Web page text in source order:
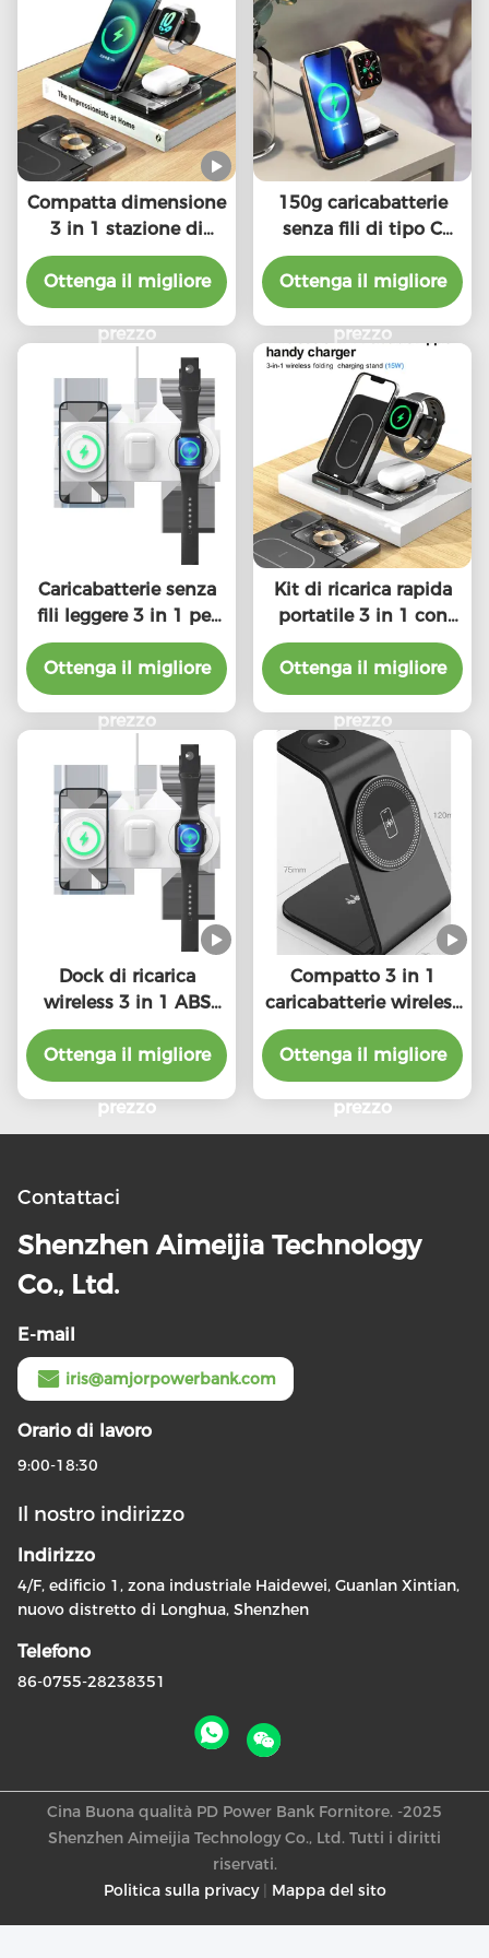
Compatta dimensione
3 in 1 stazione di
ricarica wireless / pad
W / cavo di tipo C
Ottenga il migliore
prezzo
150g caricabatterie
senza fili di tipo C
Carica rapida per più
dispositivi Distanza di
ricarica 2-8 mm
Ottenga il migliore
prezzo
Caricabatterie senza
fili leggere 3 in 1 per
iPhone Apple Watch
AirPods
Ottenga il migliore
prezzo
Kit di ricarica rapida
portatile 3 in 1 con
cavo di ricarica da 1 m
Ottenga il migliore
prezzo
Dock di ricarica
wireless 3 in 1 ABS
leggero da 15W con
interfaccia di tipo C
Ottenga il migliore
prezzo
Compatto 3 in 1
caricabatterie wireless
5W Watch Output e
5W/7.5W/10W/15W
Wireless Output
Ottenga il migliore
prezzo
Contattaci
Shenzhen Aimeijia Technology
Co., Ltd.
E-mail
iris@amjorpowerbank.com
Orario di lavoro
9:00-18:30
Il nostro indirizzo
Indirizzo
4/F, edificio 1, zona industriale Haidewei, Guanlan Xintian,
nuovo distretto di Longhua, Shenzhen
Telefono
86-0755-28238351
Politica sulla privacy| Mappa del sito
Cina Buona qualità PD Power Bank Fornitore. -2025
Shenzhen Aimeijia Technology Co., Ltd. Tutti i diritti
riservati.